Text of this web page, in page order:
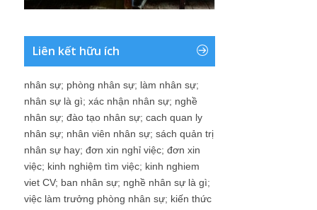
Liên kết hữu ích
nhân sự; phòng nhân sự; làm nhân sự;
nhân sự là gì; xác nhận nhân sự; nghề
nhân sự; đào tạo nhân sự; cach quan ly
nhân sự; nhân viên nhân sự; sách quản trị
nhân sự hay; đơn xin nghỉ việc; đơn xin
việc; kinh nghiệm tìm việc; kinh nghiem
viet CV; ban nhân sự; nghề nhân sự là gì;
việc làm trưởng phòng nhân sự; kiến thức